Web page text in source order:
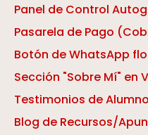
Panel de Control
Pasarela de Pago
Botón de WhatsApp
Sección "Sobre Mí"
Testimonios de
Blog de Recursos/